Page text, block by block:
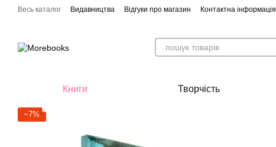
Перейти до основного контенту
Весь каталог Видавництва Відгуки про магазин Контактна інформація
Книги Творчість
−7%